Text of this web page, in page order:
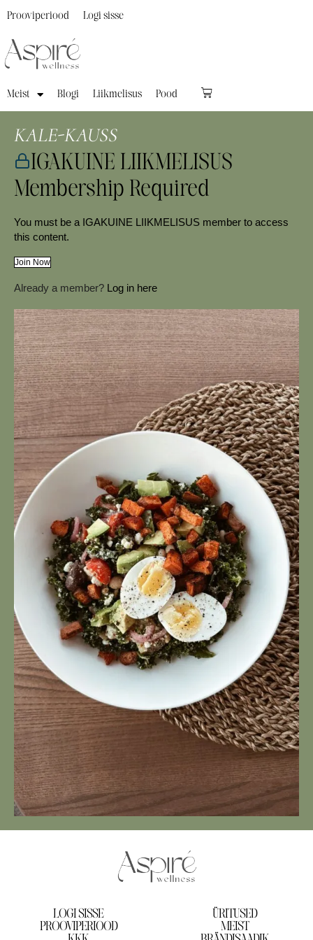
Meist Blogi Liikmelisus Pood
Prooviperiood Logi sisse
KALE-KAUSS
IGAKUINE LIIKMELISUS
Membership Required
You must be a IGAKUINE LIIKMELISUS member to access
this content.
Join Now
Already a member? Log in here
LOGI SISSE
PROOVIPERIOOD
ÜRITUSED
MEIST